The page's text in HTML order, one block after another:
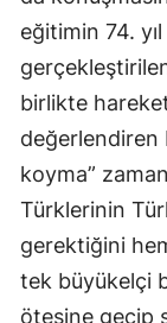
eğitimin 74.
birlikte
değerlendiren
koyma”
Türklerinin
gerektiğini
tek büyükelçi
ötesine geçip